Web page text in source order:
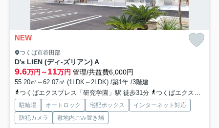
NEW
つくば市谷田部
D's LIEN (ディ-ズリアン) A
9.6万円～11万円 管理/共益費6,000円
55.20㎡～62.07㎡ (1LDK～2LDK) /築1年 /3階建
つくばエクスプレス「研究学園」駅 徒歩31分
つくばエクスプレス「万博記念公園」駅 徒歩44分
駐輪場 オートロック 宅配ボックス
インターネット対応
防犯カメラ
敷地内ごみ置き場